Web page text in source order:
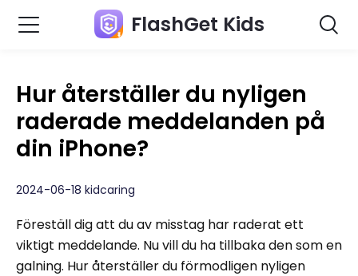
FlashGet Kids
Hur återställer du nyligen
raderade meddelanden på
din iPhone?
2024-06-18 kidcaring
Föreställ dig att du av misstag har raderat ett
viktigt meddelande. Nu vill du ha tillbaka den som en
galning. Hur återställer du förmodligen nyligen